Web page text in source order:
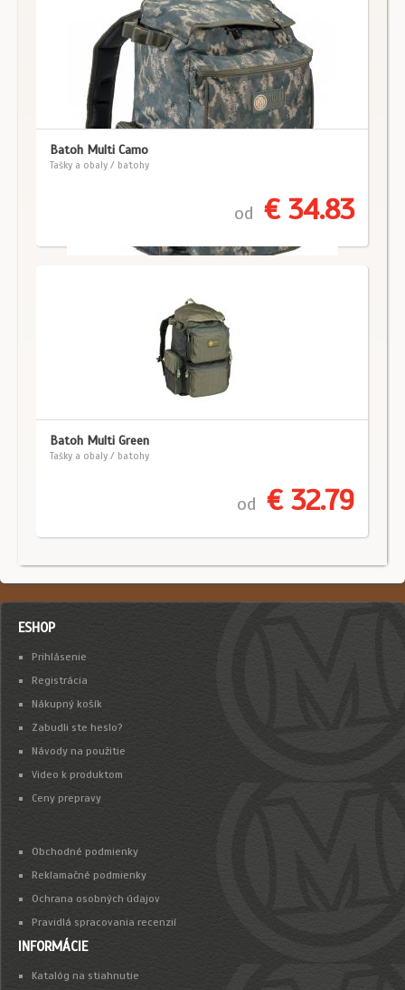
Batoh Multi Camo
Tašky a obaly / batohy
od € 34.83
Batoh Multi Green
Tašky a obaly / batohy
od € 32.79
ESHOP
Prihlásenie
Registrácia
Nákupný košík
Zabudli ste heslo?
Návody na použitie
Video k produktom
Ceny prepravy
Obchodné podmienky
Reklamačné podmienky
Ochrana osobných údajov
Pravidlá spracovania recenzií
INFORMÁCIE
Katalóg na stiahnutie